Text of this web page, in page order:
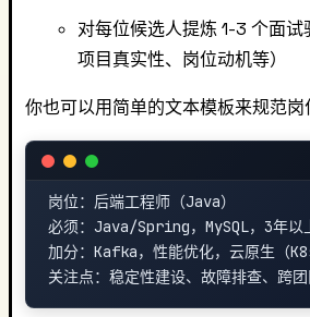
对每位候选人提炼 1-3 个面试
项目真实性、岗位动机等）
你也可以用简单的文本模板来规范岗
岗位：后端工程师（Java）
必须：Java/Spring，MySQL，3年以
加分：Kafka，性能优化，云原生（